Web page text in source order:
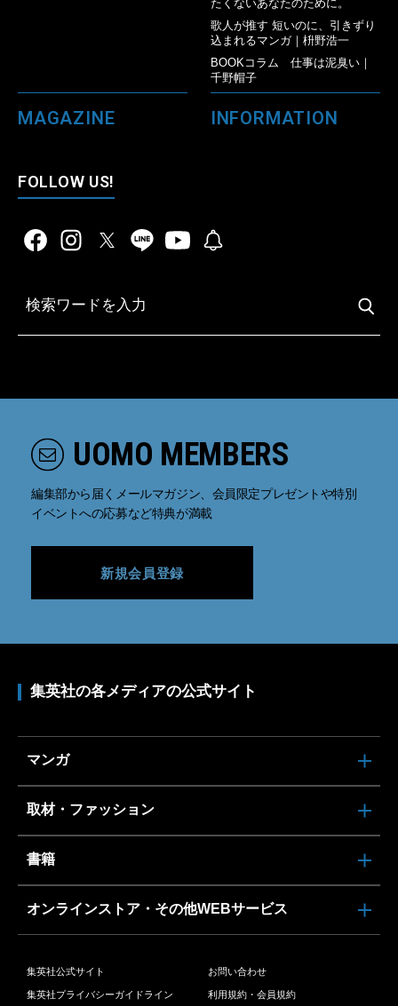
たくないあなたのために。
歌人が推す 短いのに、引きずり
込まれるマンガ｜枡野浩一
BOOKコラム 仕事は泥臭い｜
千野帽子
MAGAZINE INFORMATION
FOLLOW US!
UOMO MEMBERS
編集部から届くメールマガジン、会員限定プレゼントや特別
イベントへの応募など特典が満載
新規会員登録
集英社の各メディアの公式サイト
マンガ
取材・ファッション
書籍
オンラインストア・その他WEBサービス
集英社公式サイト お問い合わせ
集英社プライバシーガイドライン 利用規約・会員規約